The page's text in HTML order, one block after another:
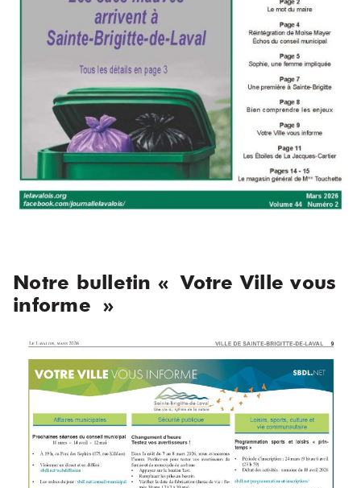
Notre bulletin « Votre Ville vous
informe »